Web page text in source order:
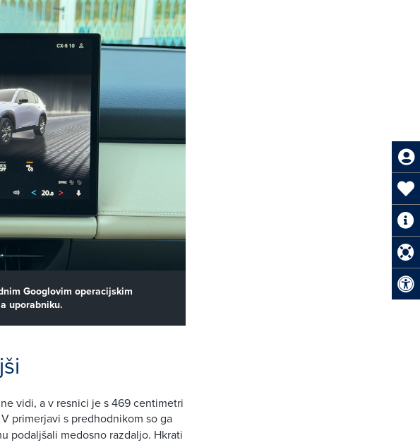
Googlovim operacijskim
uporabniku.
vidi, a v resnici je s 469 centimetri
primerjavi s predhodnikom so ga
podaljšali medosno razdaljo. Hkrati